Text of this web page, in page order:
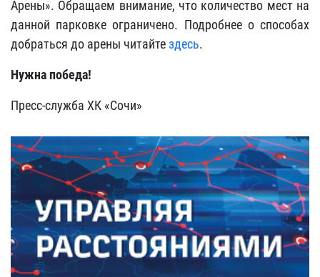
Арены». Обращаем внимание, что количество мест на
данной парковке ограничено. Подробнее о способах
добраться до арены читайтездесь.
Нужна победа!
Пресс-служба ХК «Сочи»